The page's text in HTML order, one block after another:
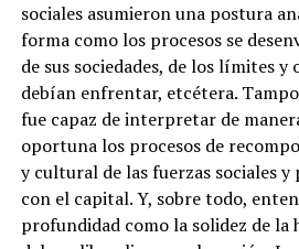
sociales asumieron una postura
forma como los procesos se
de sus sociedades, de los límites y
debían enfrentar, etcétera.
fue capaz de interpretar de
oportuna los procesos de
y cultural de las fuerzas sociales
con el capital. Y, sobre todo,
profundidad como la solidez de